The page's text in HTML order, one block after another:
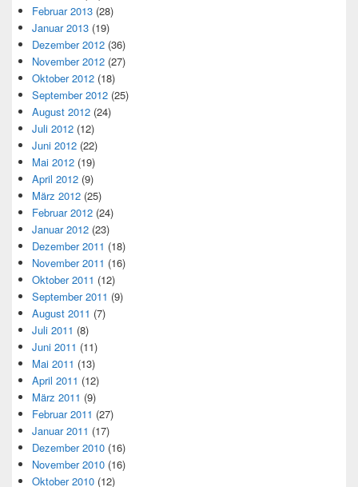
Februar 2013 (28)
Januar 2013 (19)
Dezember 2012 (36)
November 2012 (27)
Oktober 2012 (18)
September 2012 (25)
August 2012 (24)
Juli 2012 (12)
Juni 2012 (22)
Mai 2012 (19)
April 2012 (9)
März 2012 (25)
Februar 2012 (24)
Januar 2012 (23)
Dezember 2011 (18)
November 2011 (16)
Oktober 2011 (12)
September 2011 (9)
August 2011 (7)
Juli 2011 (8)
Juni 2011 (11)
Mai 2011 (13)
April 2011 (12)
März 2011 (9)
Februar 2011 (27)
Januar 2011 (17)
Dezember 2010 (16)
November 2010 (16)
Oktober 2010 (12)